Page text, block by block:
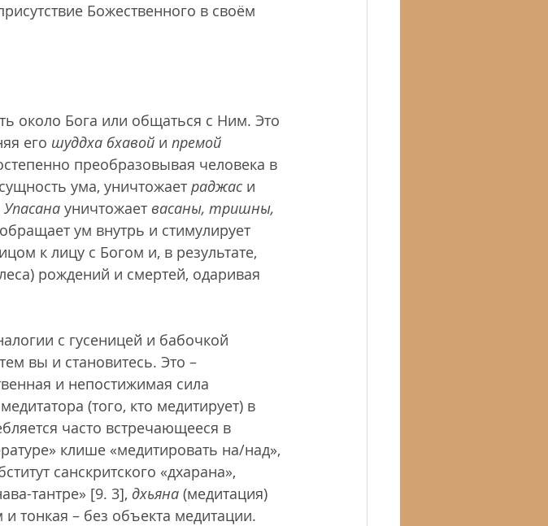
Божественного в своём
около Бога или общаться с Ним. Это
его шуддха бхавой и премой
преобразовывая человека в
ума, уничтожает раджас и
Упасана уничтожает васаны, тришны,
ум внутрь и стимулирует
к лицу с Богом и, в результате,
рождений и смертей, одаривая
с гусеницей и бабочкой
вы и становитесь. Это –
и непостижимая сила
(того, кто медитирует) в
часто встречающееся в
клише «медитировать на/над»,
санскритского «дхарана»,
тантре» [9. 3], дхьяна (медитация)
тонкая – без объекта медитации.